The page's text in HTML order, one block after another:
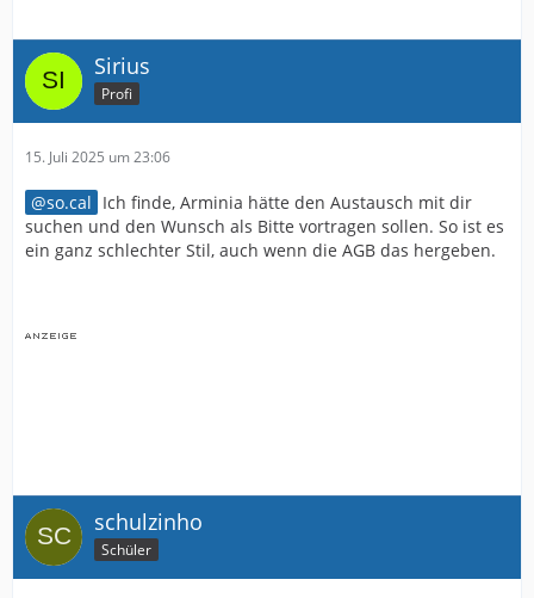
Sirius
Profi
15. Juli 2025 um 23:06
so.cal Ich finde, Arminia hätte den Austausch mit dir
suchen und den Wunsch als Bitte vortragen sollen. So ist es
ein ganz schlechter Stil, auch wenn die AGB das hergeben.
schulzinho
Schüler